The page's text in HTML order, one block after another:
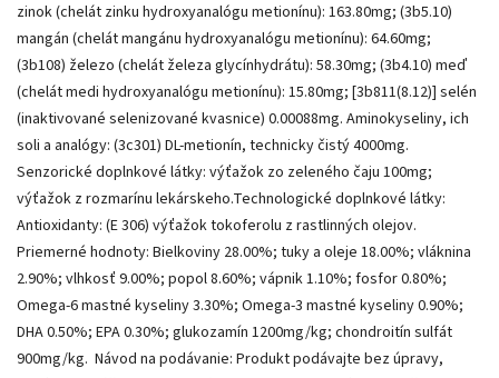
zinok (chelát zinku hydroxyanalógu metionínu): 163.80mg; (3b5.10)
mangán (chelát mangánu hydroxyanalógu metionínu): 64.60mg;
(3b108) železo (chelát železa glycínhydrátu): 58.30mg; (3b4.10) meď
(chelát medi hydroxyanalógu metionínu): 15.80mg; [3b811(8.12)] selén
(inaktivované selenizované kvasnice) 0.00088mg. Aminokyseliny, ich
soli a analógy: (3c301) DL-metionín, technicky čistý 4000mg.
Senzorické doplnkové látky: výťažok zo zeleného čaju 100mg;
výťažok z rozmarínu lekárskeho.Technologické doplnkové látky:
Antioxidanty: (E 306) výťažok tokoferolu z rastlinných olejov.
Priemerné hodnoty: Bielkoviny 28.00%; tuky a oleje 18.00%; vláknina
2.90%; vlhkosť 9.00%; popol 8.60%; vápnik 1.10%; fosfor 0.80%;
Omega-6 mastné kyseliny 3.30%; Omega-3 mastné kyseliny 0.90%;
DHA 0.50%; EPA 0.30%; glukozamín 1200mg/kg; chondroitín sulfát
900mg/kg. Návod na podávanie: Produkt podávajte bez úpravy,